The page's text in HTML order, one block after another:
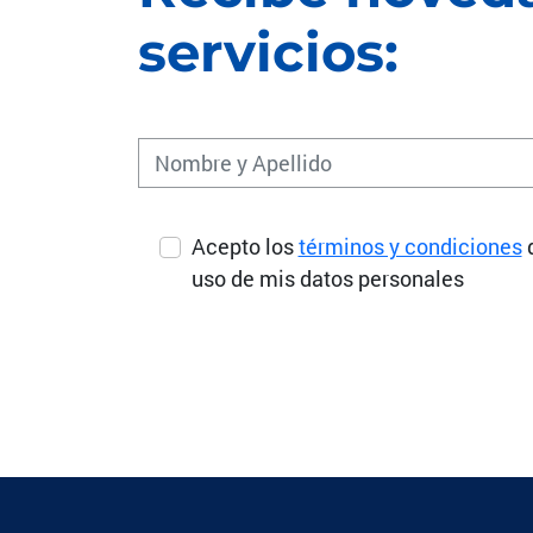
servicios:
Acepto lostérminos y condiciones
uso de mis datos personales